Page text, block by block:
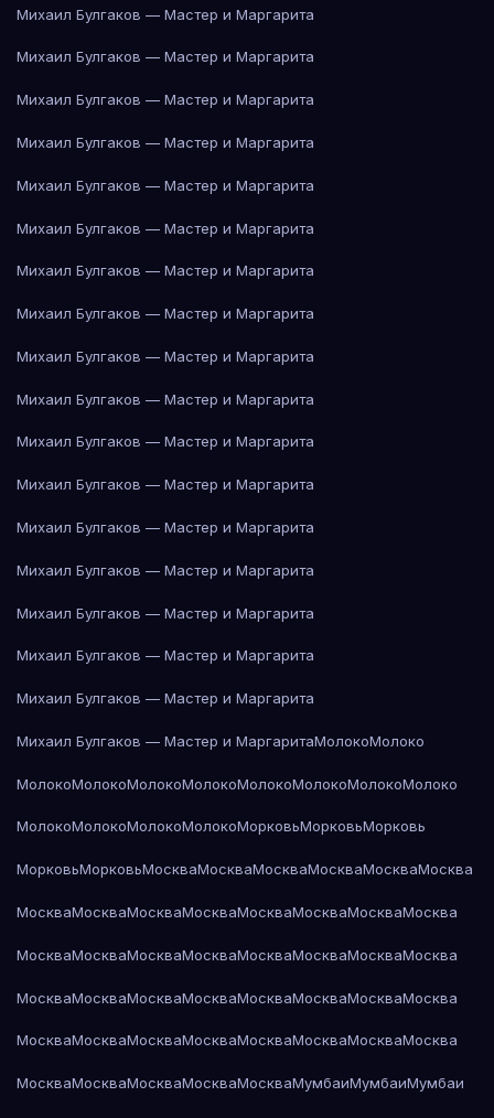
Михаил Булгаков — Мастер и Маргарита
Михаил Булгаков — Мастер и Маргарита
Михаил Булгаков — Мастер и Маргарита
Михаил Булгаков — Мастер и Маргарита
Михаил Булгаков — Мастер и Маргарита
Михаил Булгаков — Мастер и Маргарита
Михаил Булгаков — Мастер и Маргарита
Михаил Булгаков — Мастер и Маргарита
Михаил Булгаков — Мастер и Маргарита
Михаил Булгаков — Мастер и Маргарита
Михаил Булгаков — Мастер и Маргарита
Михаил Булгаков — Мастер и Маргарита
Михаил Булгаков — Мастер и Маргарита
Михаил Булгаков — Мастер и Маргарита
Михаил Булгаков — Мастер и Маргарита
Михаил Булгаков — Мастер и Маргарита
Михаил Булгаков — Мастер и Маргарита
Михаил Булгаков — Мастер и МаргаритаМолокоМолоко
МолокоМолокоМолокоМолокоМолокоМолокоМолокоМолоко
МолокоМолокоМолокоМолокоМорковьМорковьМорковь
МорковьМорковьМоскваМоскваМоскваМоскваМоскваМосква
МоскваМоскваМоскваМоскваМоскваМоскваМоскваМосква
МоскваМоскваМоскваМоскваМоскваМоскваМоскваМосква
МоскваМоскваМоскваМоскваМоскваМоскваМоскваМосква
МоскваМоскваМоскваМоскваМоскваМоскваМоскваМосква
МоскваМоскваМоскваМоскваМоскваМумбаиМумбаиМумбаи